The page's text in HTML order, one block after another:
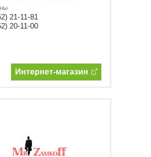
21-11-81
20-11-00
Интернет-магазин